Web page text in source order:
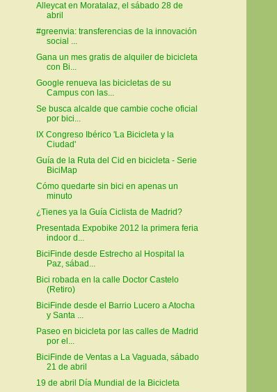
Alleycat en Moratalaz, el sábado 28 de
abril
#greenvia: transferencias de la innovación
social ...
Gana un mes gratis de alquiler de bicicleta
con Bi...
Google renueva las bicicletas de su
Campus con las...
Se busca alcalde que cambie coche oficial
por bici...
IX Congreso Ibérico 'La Bicicleta y la
Ciudad'
Guía de la Ruta del Cid en bicicleta - Serie
BiciMap
Cómo quedarte sin bici en apenas un
minuto
¿Tienes ya la Guía Ciclista de Madrid?
Presentada Expobike 2012 la primera feria
indoor d...
BiciFinde desde Estrecho al Hospital la
Paz, sábad...
Bici robada en la calle Doctor Castelo
(Retiro)
BiciFinde desde el Barrio Lucero a Atocha
y Santa ...
Paseo en bicicleta por las calles de Madrid
por el...
BiciFinde de Ventas a La Vaguada, sábado
21 de abril
19 de abril Día Mundial de la Bicicleta